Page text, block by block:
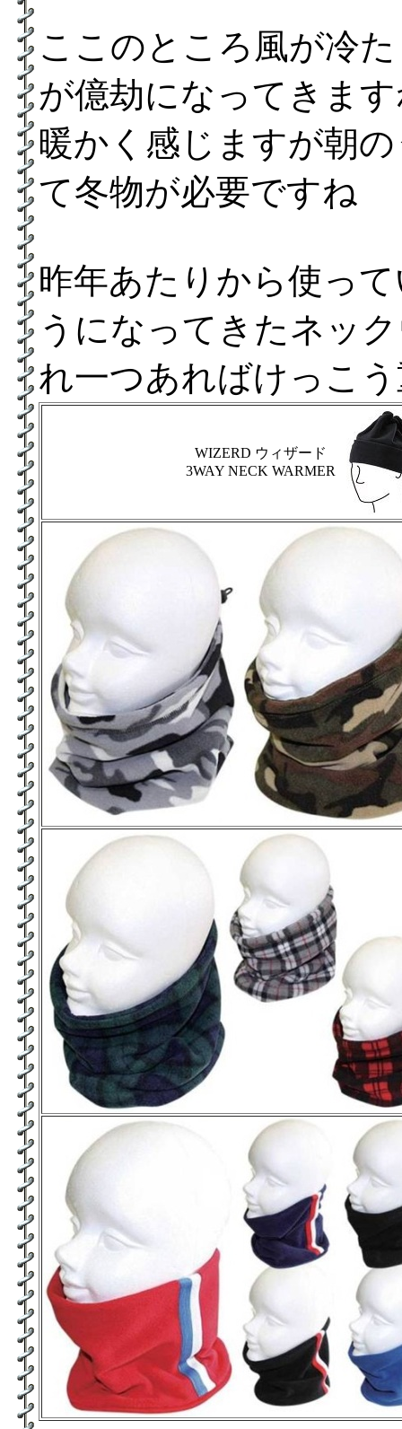
ここのところ風が冷
が億劫になってきま
暖かく感じますが朝
て冬物が必要ですね
昨年あたりから使っ
うになってきたネッ
れ一つあればけっこ
WIZERD ウィザード
3WAY NECK WARMER